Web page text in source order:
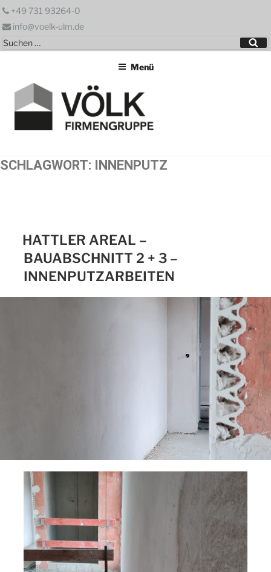
Zum
springen
+49 731 93264-0
info@voelk-ulm.de
Suchen
nach:
Menü
SCHLAGWORT: INNENPUTZ
HATTLER AREAL –
BAUABSCHNITT 2 + 3 –
INNENPUTZARBEITEN